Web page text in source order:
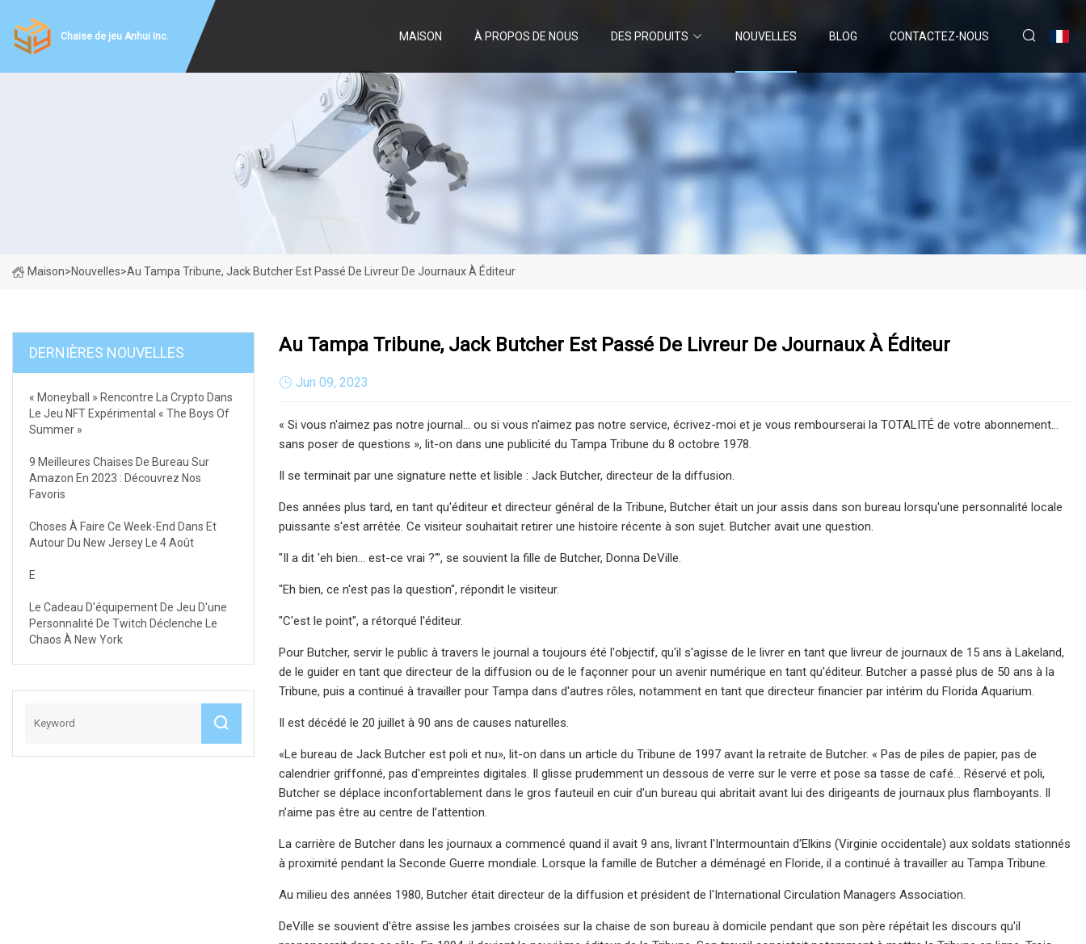
Chaise de jeu Anhui Inc. MAISON À PROPOS DE NOUS DES PRODUITS NOUVELLES BLOG CONTACTEZ-NOUS
Maison>Nouvelles>Au Tampa Tribune, Jack Butcher Est Passé De Livreur De Journaux À Éditeur
DERNIÈRES NOUVELLES
« Moneyball » Rencontre La Crypto Dans
Le Jeu NFT Expérimental « The Boys Of
Summer »
9 Meilleures Chaises De Bureau Sur
Amazon En 2023 : Découvrez Nos
Favoris
Choses À Faire Ce Week-End Dans Et
Autour Du New Jersey Le 4 Août
E
Le Cadeau D'équipement De Jeu D'une
Personnalité De Twitch Déclenche Le
Chaos À New York
Au Tampa Tribune, Jack Butcher Est Passé De Livreur De Journaux À Éditeur
Jun 09, 2023
« Si vous n'aimez pas notre journal… ou si vous n'aimez pas notre service, écrivez-moi et je vous rembourserai la TOTALITÉ de votre abonnement…
sans poser de questions », lit-on dans une publicité du Tampa Tribune du 8 octobre 1978.
Il se terminait par une signature nette et lisible : Jack Butcher, directeur de la diffusion.
Des années plus tard, en tant qu'éditeur et directeur général de la Tribune, Butcher était un jour assis dans son bureau lorsqu'une personnalité locale
puissante s'est arrêtée. Ce visiteur souhaitait retirer une histoire récente à son sujet. Butcher avait une question.
"Il a dit 'eh bien... est-ce vrai ?'", se souvient la fille de Butcher, Donna DeVille.
"Eh bien, ce n'est pas la question", répondit le visiteur.
"C'est le point", a rétorqué l'éditeur.
Pour Butcher, servir le public à travers le journal a toujours été l'objectif, qu'il s'agisse de le livrer en tant que livreur de journaux de 15 ans à Lakeland,
de le guider en tant que directeur de la diffusion ou de le façonner pour un avenir numérique en tant qu'éditeur. Butcher a passé plus de 50 ans à la
Tribune, puis a continué à travailler pour Tampa dans d'autres rôles, notamment en tant que directeur financier par intérim du Florida Aquarium.
Il est décédé le 20 juillet à 90 ans de causes naturelles.
«Le bureau de Jack Butcher est poli et nu», lit-on dans un article du Tribune de 1997 avant la retraite de Butcher. « Pas de piles de papier, pas de
calendrier griffonné, pas d'empreintes digitales. Il glisse prudemment un dessous de verre sur le verre et pose sa tasse de café… Réservé et poli,
Butcher se déplace inconfortablement dans le gros fauteuil en cuir d'un bureau qui abritait avant lui des dirigeants de journaux plus flamboyants. Il
n’aime pas être au centre de l’attention.
La carrière de Butcher dans les journaux a commencé quand il avait 9 ans, livrant l'Intermountain d'Elkins (Virginie occidentale) aux soldats stationnés
à proximité pendant la Seconde Guerre mondiale. Lorsque la famille de Butcher a déménagé en Floride, il a continué à travailler au Tampa Tribune.
Au milieu des années 1980, Butcher était directeur de la diffusion et président de l'International Circulation Managers Association.
DeVille se souvient d'être assise les jambes croisées sur la chaise de son bureau à domicile pendant que son père répétait les discours qu'il